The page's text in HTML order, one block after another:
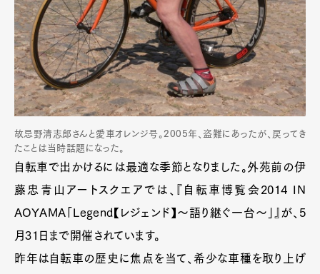
故忌野清志郎さんと愛車オレンジ号。2005年、盗難にあったが、戻ってき
たことは当時話題になった。
自転車で出かけるには最適な季節となりました。外苑前の伊
藤忠青山アートスクエアでは、『自転車博覧会2014 IN
AOYAMA「Legend【レジェンド】～語り継ぐ一台～」』が、5
月31日まで開催されています。
昨年は自転車の歴史に焦点を当て、希少な車種を取り上げ